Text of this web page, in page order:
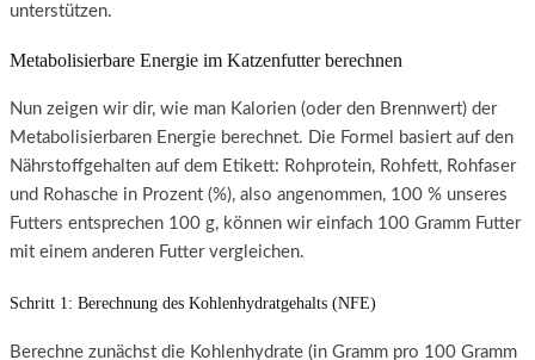
unterstützen.
Metabolisierbare Energie im Katzenfutter berechnen
Nun zeigen wir dir, wie man Kalorien (oder den Brennwert) der
Metabolisierbaren Energie berechnet. Die Formel basiert auf den
Nährstoffgehalten auf dem Etikett: Rohprotein, Rohfett, Rohfaser
und Rohasche in Prozent (%), also angenommen, 100 % unseres
Futters entsprechen 100 g, können wir einfach 100 Gramm Futter
mit einem anderen Futter vergleichen.
Schritt 1: Berechnung des Kohlenhydratgehalts (NFE)
Berechne zunächst die Kohlenhydrate (in Gramm pro 100 Gramm